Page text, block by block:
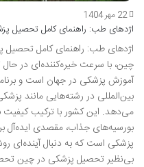
22 مهر 1404
اژدهای طب: راهنمای کامل تحصیل
اژدهای طب: راهنمای کامل تحصیل
چین، با سرعت خیره‌کننده‌ای در
آموزش پزشکی در جهان است و
بین‌المللی در رشته‌هایی مانند
می‌دهد. این کشور با ترکیب کیفیت
بورسیه‌های جذاب، مقصدی ایده‌آل
پزشکی است که به دنبال آینده‌ای
بی‌نظیر تحصیل پزشکی در چین